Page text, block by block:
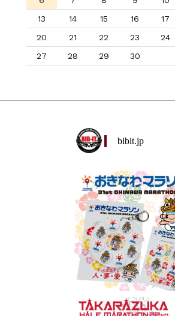
13
14 15 16 17
20
21 22 23 24
27
28 29 30
bibit.jp